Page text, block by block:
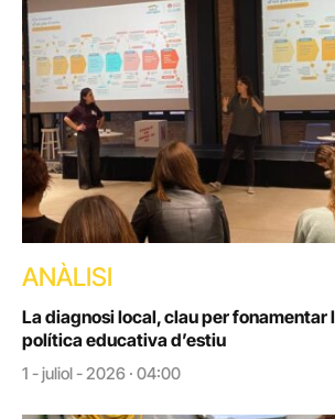
ANÀLISI
La diagnosi local, clau per fonamentar
política educativa d’estiu
1 - juliol - 2026 · 04:00